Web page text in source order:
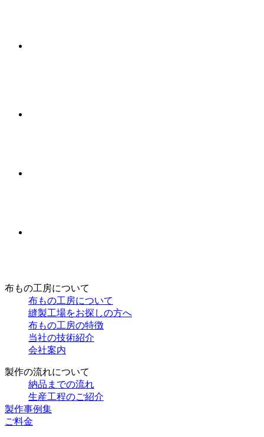
布もの工房について
布もの工房について
縫製工場をお探しの方へ
布もの工房の特徴
当社の技術紹介
会社案内
製作の流れについて
納品までの流れ
生産工程のご紹介
製作事例集
ご料金